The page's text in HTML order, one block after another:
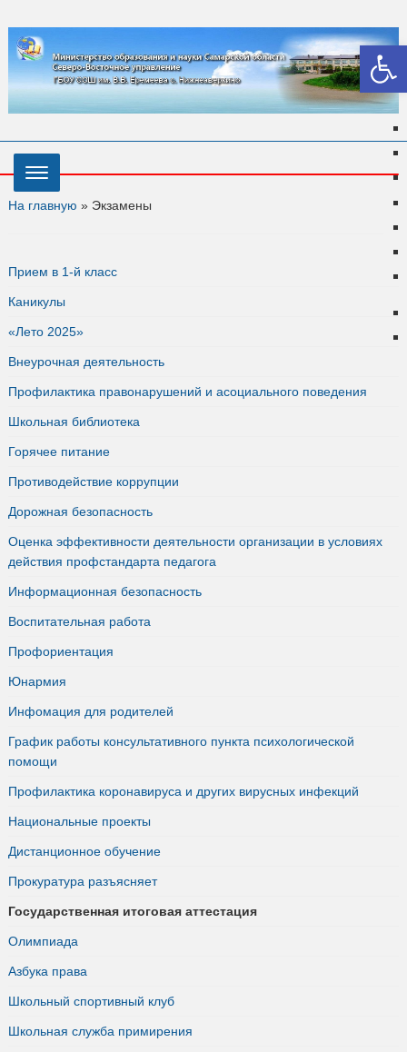
На главную » Экзамены
Прием в 1-й класс
Каникулы
«Лето 2025»
Внеурочная деятельность
Профилактика правонарушений и асоциального поведения
Школьная библиотека
Горячее питание
Противодействие коррупции
Дорожная безопасность
Оценка эффективности деятельности организации в условиях
действия профстандарта педагога
Информационная безопасность
Воспитательная работа
Профориентация
Юнармия
Инфомация для родителей
График работы консультативного пункта психологической
помощи
Профилактика коронавируса и других вирусных инфекций
Национальные проекты
Дистанционное обучение
Прокуратура разъясняет
Государственная итоговая аттестация
Олимпиада
Азбука права
Школьный спортивный клуб
Школьная служба примирения